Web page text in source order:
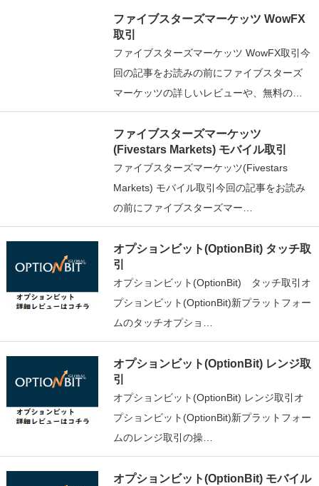
ファイブスターズマーケッツ WowFX
取引
ファイブスターズマーケッツ WowFX取引今
回の記事をお読みの前にファイブスターズ
マーケッツの詳しいレビューや、無料の…
ファイブスターズマーケッツ
(Fivestars Markets) モバイル取引
ファイブスターズマーケッツ(Fivestars
Markets) モバイル取引今回の記事をお読み
の前にファイブスターズマー…
オプションビット(OptionBit) タッチ取
引
オプションビット(OptionBit) タッチ取引オ
プションビット(OptionBit)新プラットフォー
ムのタッチオプショ…
オプションビット(OptionBit) レンジ取
引
オプションビット(OptionBit) レンジ取引オ
プションビット(OptionBit)新プラットフォー
ムのレンジ取引の操…
オプションビット(OptionBit) モバイル